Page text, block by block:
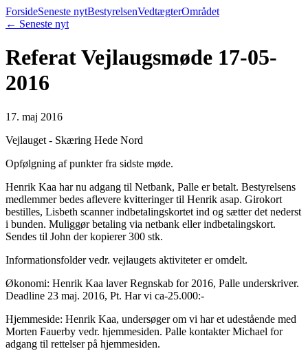
ForsideSeneste nytBestyrelsenVedtægterOmrådet
← Seneste nyt
Referat Vejlaugsmøde 17-05-
2016
17. maj 2016
Vejlauget - Skæring Hede Nord
Opfølgning af punkter fra sidste møde.
Henrik Kaa har nu adgang til Netbank, Palle er betalt. Bestyrelsens
medlemmer bedes aflevere kvitteringer til Henrik asap. Girokort
bestilles, Lisbeth scanner indbetalingskortet ind og sætter det nederst
i bunden. Muliggør betaling via netbank eller indbetalingskort.
Sendes til John der kopierer 300 stk.
Informationsfolder vedr. vejlaugets aktiviteter er omdelt.
Økonomi: Henrik Kaa laver Regnskab for 2016, Palle underskriver.
Deadline 23 maj. 2016, Pt. Har vi ca-25.000:-
Hjemmeside: Henrik Kaa, undersøger om vi har et udestående med
Morten Fauerby vedr. hjemmesiden. Palle kontakter Michael for
adgang til rettelser på hjemmesiden.